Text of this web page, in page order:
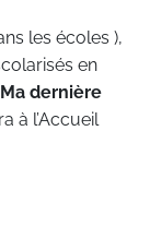
les écoles ),
en
dernière
à l’Accueil